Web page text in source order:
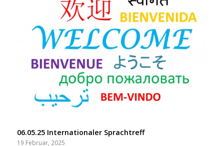
06.05.25 Internationaler Sprachtreff
19 Februar, 2025